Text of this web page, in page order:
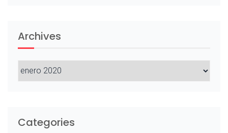
Archives
Archives
Categories